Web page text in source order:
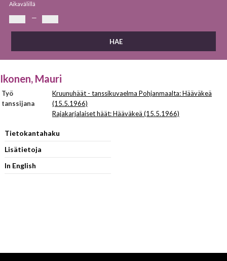
Aikavälillä
—
Ikonen, Mauri
Työ
tanssijana
Kruunuhäät - tanssikuvaelma Pohjanmaalta: Hääväkeä
(15.5.1966)
Rajakarjalaiset häät: Hääväkeä (15.5.1966)
Tietokantahaku
Lisätietoja
In English